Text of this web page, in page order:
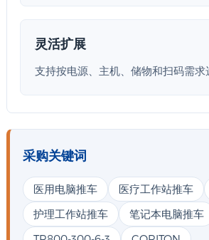
灵活扩展
支持按电源、主机、储物和扫码需求
采购关键词
医用电脑推车 医疗工作站推车
护理工作站推车
笔记本电脑推车